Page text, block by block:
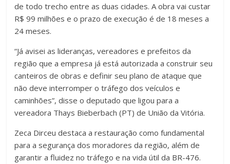
de todo trecho entre as duas cidades. A obra vai custar
R$ 99 milhões e o prazo de execução é de 18 meses a
24 meses.
“Já avisei as lideranças, vereadores e prefeitos da
região que a empresa já está autorizada a construir seu
canteiros de obras e definir seu plano de ataque que
não deve interromper o tráfego dos veículos e
caminhões”, disse o deputado que ligou para a
vereadora Thays Bieberbach (PT) de União da Vitória.
Zeca Dirceu destaca a restauração como fundamental
para a segurança dos moradores da região, além de
garantir a fluidez no tráfego e na vida útil da BR-476.